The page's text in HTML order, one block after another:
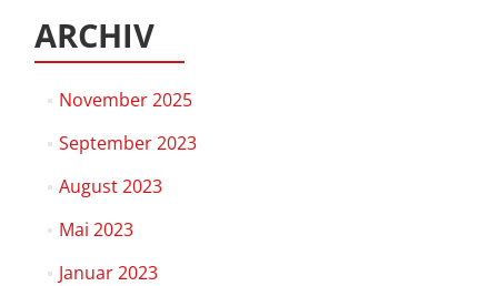
ARCHIV
November 2025
September 2023
August 2023
Mai 2023
Januar 2023